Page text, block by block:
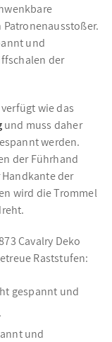
und
der
verfügt wie das
und muss daher
werden.
der Führhand
der
wird die Trommel
Cavalry Deko
Raststufen:
gespannt und
und